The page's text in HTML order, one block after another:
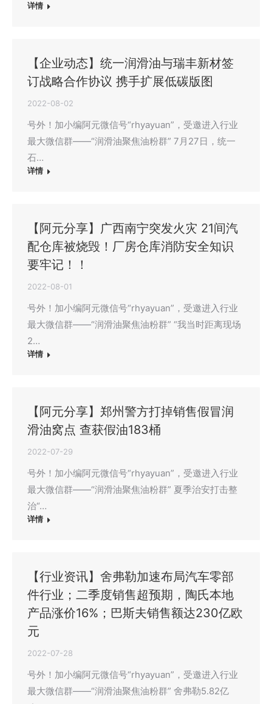
详情
【企业动态】统一润滑油与瑞丰新材签
订战略合作协议 携手扩展低碳版图
2022-08-02
号外！加小编阿元微信号“rhyayuan”，受邀进入行业
最大微信群——“润滑油聚焦油粉群” 7月27日，统一
石…
详情
【阿元分享】广西南宁突发火灾 21间汽
配仓库被烧毁！厂房仓库消防安全知识
要牢记！！
2022-08-01
号外！加小编阿元微信号“rhyayuan”，受邀进入行业
最大微信群——“润滑油聚焦油粉群” “我当时距离现场
2…
详情
【阿元分享】郑州警方打掉销售假冒润
滑油窝点 查获假油183桶
2022-07-29
号外！加小编阿元微信号“rhyayuan”，受邀进入行业
最大微信群——“润滑油聚焦油粉群” 夏季治安打击整
治“…
详情
【行业资讯】舍弗勒加速布局汽车零部
件行业；二季度销售超预期，陶氏本地
产品涨价16%；巴斯夫销售额达230亿欧
元
2022-07-28
号外！加小编阿元微信号“rhyayuan”，受邀进入行业
最大微信群——“润滑油聚焦油粉群” 舍弗勒5.82亿